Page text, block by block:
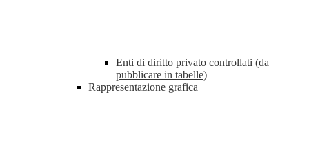
Enti di diritto privato controllati (da
pubblicare in tabelle)
Rappresentazione grafica